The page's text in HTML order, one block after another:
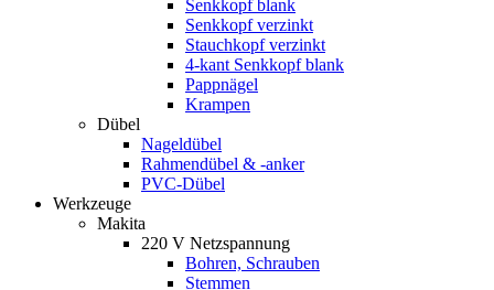
Senkkopf blank
Senkkopf verzinkt
Stauchkopf verzinkt
4-kant Senkkopf blank
Pappnägel
Krampen
Dübel
Nageldübel
Rahmendübel & -anker
PVC-Dübel
Werkzeuge
Makita
220 V Netzspannung
Bohren, Schrauben
Stemmen